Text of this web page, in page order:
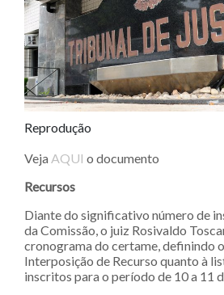
Reprodução
Veja AQUI o documento
Recursos
Diante do significativo número de
da Comissão, o juiz Rosivaldo
cronograma do certame, definindo
Interposição de Recurso quanto à
inscritos para o período de 10 a 11